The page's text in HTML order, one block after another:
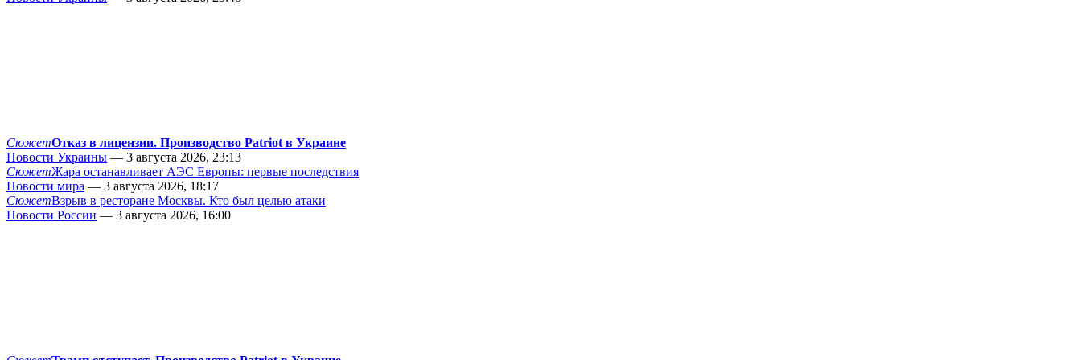
СюжетОтказ в лицензии. Производство Patriot в Украине
Новости Украины — 3 августа 2026, 23:13
СюжетЖара останавливает АЭС Европы: первые последствия
Новости мира — 3 августа 2026, 18:17
СюжетВзрыв в ресторане Москвы. Кто был целью атаки
Новости России — 3 августа 2026, 16:00